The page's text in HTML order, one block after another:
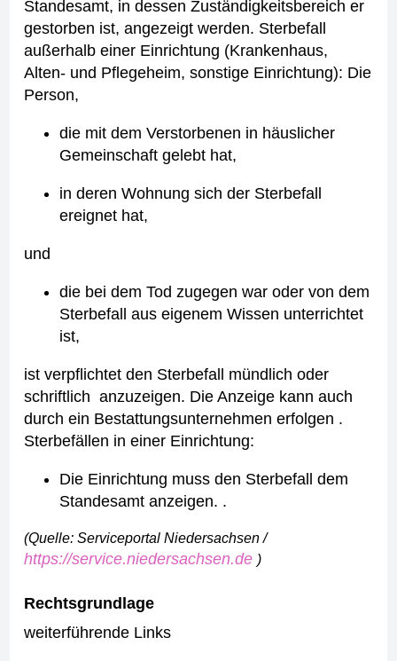
Standesamt, in dessen Zuständigkeitsbereich er
gestorben ist, angezeigt werden. Sterbefall
außerhalb einer Einrichtung (Krankenhaus,
Alten- und Pflegeheim, sonstige Einrichtung): Die
Person,
die mit dem Verstorbenen in häuslicher
Gemeinschaft gelebt hat,
in deren Wohnung sich der Sterbefall
ereignet hat,
und
die bei dem Tod zugegen war oder von dem
Sterbefall aus eigenem Wissen unterrichtet
ist,
ist verpflichtet den Sterbefall mündlich oder
schriftlich anzuzeigen. Die Anzeige kann auch
durch ein Bestattungsunternehmen erfolgen .
Sterbefällen in einer Einrichtung:
Die Einrichtung muss den Sterbefall dem
Standesamt anzeigen. .
(Quelle: Serviceportal Niedersachsen /
https://service.niedersachsen.de )
Rechtsgrundlage
weiterführende Links